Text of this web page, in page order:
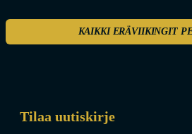
KAIKKI ERÄVIIKINGIT
Tilaa uutiskirje